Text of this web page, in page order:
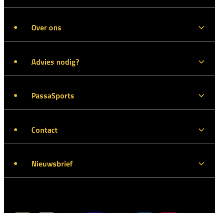
Over ons
Advies nodig?
PassaSports
Contact
Nieuwsbrief